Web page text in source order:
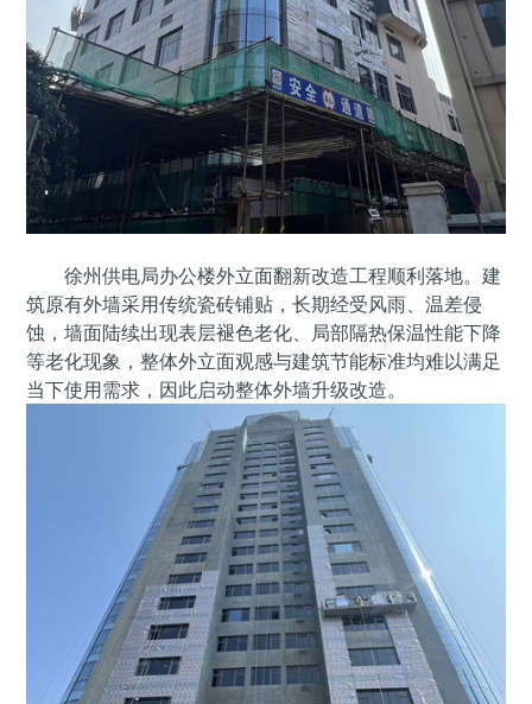
徐州供电局办公楼外立面翻新改造工程顺利落地。建
筑原有外墙采用传统瓷砖铺贴，长期经受风雨、温差侵
蚀，墙面陆续出现表层褪色老化、局部隔热保温性能下降
等老化现象，整体外立面观感与建筑节能标准均难以满足
当下使用需求，因此启动整体外墙升级改造。